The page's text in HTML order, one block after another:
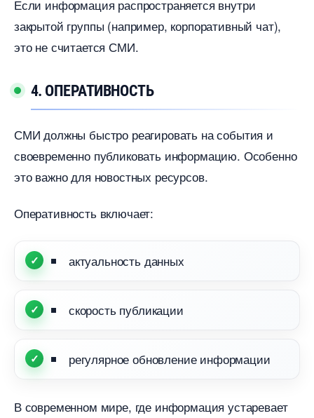
Если информация распространяется внутри
закрытой группы (например, корпоративный чат),
это не считается СМИ.
4. ОПЕРАТИВНОСТЬ
СМИ должны быстро реагировать на события и
своевременно публиковать информацию. Особенно
это важно для новостных ресурсов.
Оперативность включает:
актуальность данных
скорость публикации
регулярное обновление информации
современном мире, где информация устаревает